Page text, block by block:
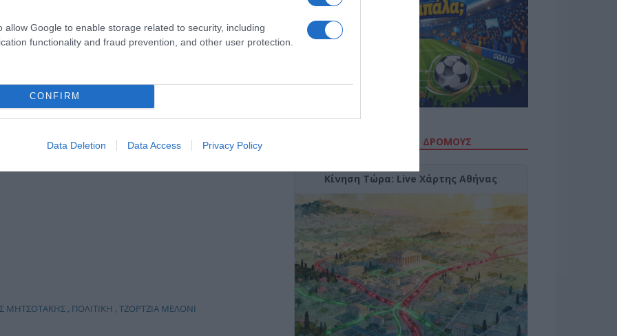
allow Google to enable storage related to security, including
functionality and fraud prevention, and other user protection.
CONFIRM
Data Deletion Data Access Privacy Policy
ΜΗΤΣΟΤΑΚΗΣ, ΠΟΛΙΤΙΚΗ , ΤΖΟΡΤΖΙΑ ΜΕΛΟΝΙ
ΔΕΙΤΕ ΤΗΝ ΚΙΝΗΣΗ ΣΤΟΥΣ ΔΡΌΜΟΥΣ
Κίνηση Τώρα: Live Χάρτης Αθήνας